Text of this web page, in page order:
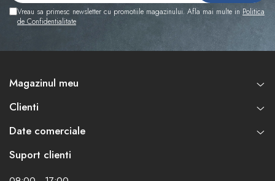
Vreau sa primesc newsletter cu promotiile magazinului. Afla mai multe in Politica
de Confidentialitate
Magazinul meu
Clienti
Date comerciale
Suport clienti